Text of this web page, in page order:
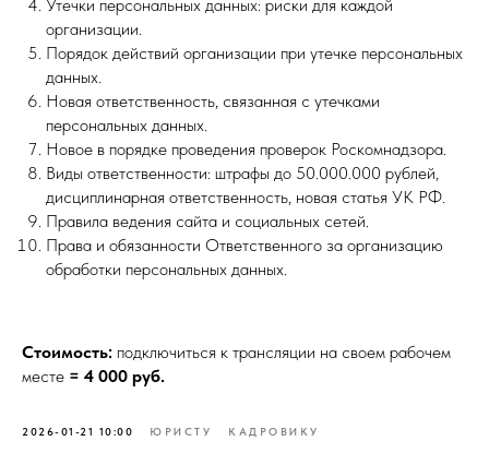
Утечки персональных данных: риски для каждой
организации.
Порядок действий организации при утечке персональных
данных.
Новая ответственность, связанная с утечками
персональных данных.
Новое в порядке проведения проверок Роскомнадзора.
Виды ответственности: штрафы до 50.000.000 рублей,
дисциплинарная ответственность, новая статья УК РФ.
Правила ведения сайта и социальных сетей.
Права и обязанности Ответственного за организацию
обработки персональных данных.
Стоимость: подключиться к трансляции на своем рабочем
месте = 4 000 руб.
2026-01-21 10:00 ЮРИСТУ КАДРОВИКУ